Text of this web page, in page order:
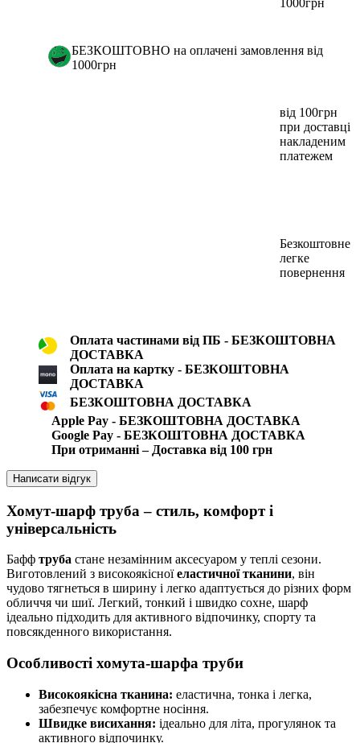
БЕЗКОШТОВНО на оплачені замовлення від
1000грн
від 100грн
при доставці
накладеним
платежем
Безкоштовне
легке
повернення
Оплата частинами від ПБ - БЕЗКОШТОВНА
ДОСТАВКА
Оплата на картку - БЕЗКОШТОВНА
ДОСТАВКА
БЕЗКОШТОВНА ДОСТАВКА
Apple Pay - БЕЗКОШТОВНА ДОСТАВКА
Google Pay - БЕЗКОШТОВНА ДОСТАВКА
При отриманні – Доставка від 100 грн
Написати відгук
Хомут-шарф труба – стиль, комфорт і
універсальність
Бафф труба стане незамінним аксесуаром у теплі сезони.
Виготовлений з високоякісноїеластичної тканини, він
чудово тягнеться в ширину і легко адаптується до різних форм
обличчя чи шиї. Легкий, тонкий і швидко сохне, шарф
ідеально підходить для активного відпочинку, спорту та
повсякденного використання.
Особливості хомута-шарфа труби
Високоякісна тканина: еластична, тонка і легка,
забезпечує комфортне носіння.
Швидке висихання: ідеально для літа, прогулянок та
активного відпочинку.